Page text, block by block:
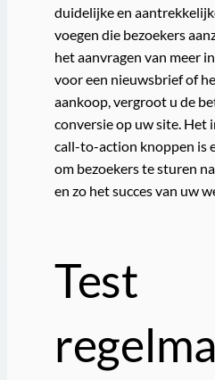
duidelijke en
voegen die bezoekers
het aanvragen van meer
voor een nieuwsbrief of
aankoop, vergroot u de
conversie op uw site. Het
call-to-action knoppen is
om bezoekers te sturen
en zo het succes van uw
Test